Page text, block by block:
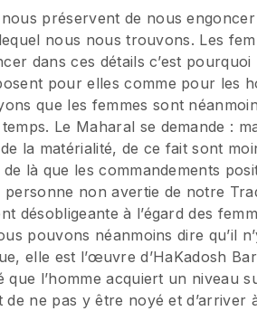
préservent de nous
nous nous trouvons. Les
dans ces détails c’est
pour elles comme pour les
que les femmes sont
Le Maharal se demande :
la matérialité, de ce fait sont
là que les commandements
non avertie de notre
désobligeante à l’égard des
pouvons néanmoins dire qu’il
elle est l’œuvre d’HaKadosh
que l’homme acquiert un niveau
ne pas y être noyé et d’arriver